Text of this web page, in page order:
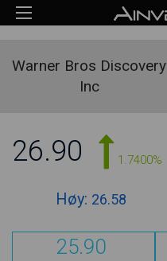
Warner Bros Discovery
Inc
26.90 1.7400%
Høy: 26.58
25.90